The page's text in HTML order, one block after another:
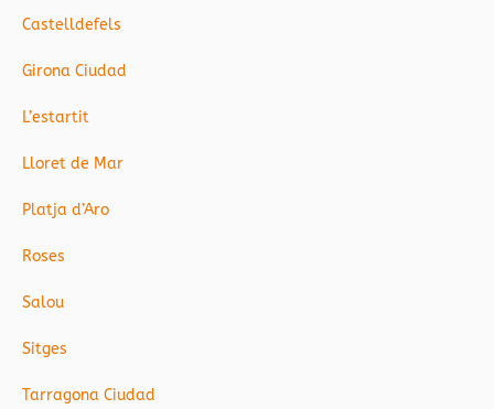
Castelldefels
Girona Ciudad
L’estartit
Lloret de Mar
Platja d’Aro
Roses
Salou
Sitges
Tarragona Ciudad